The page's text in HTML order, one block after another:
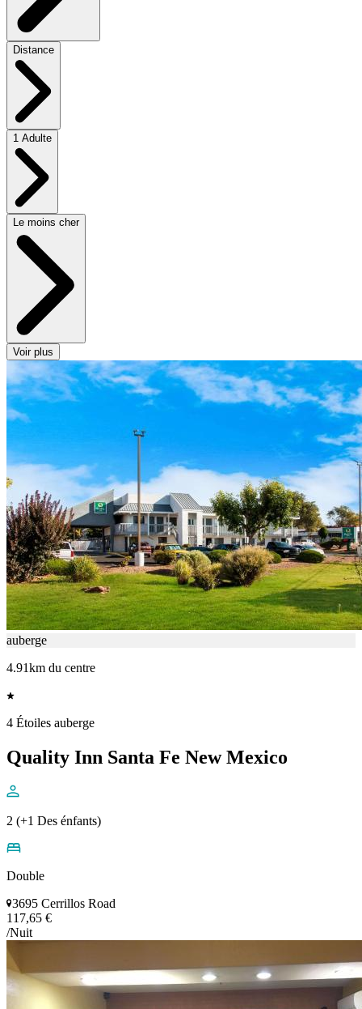
Distance
1 Adulte
Le moins cher
Voir plus
auberge
4.91km du centre
4 Étoiles auberge
Quality Inn Santa Fe New Mexico
2 (+1 Des énfants)
Double
3695 Cerrillos Road
117,65 €
/Nuit